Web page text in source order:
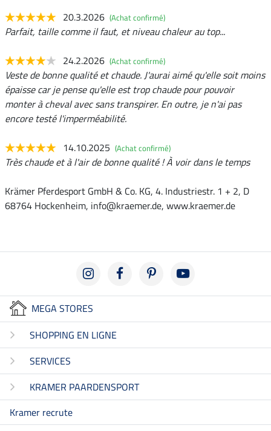
20.3.2026 (Achat confirmé)
Parfait, taille comme il faut, et niveau chaleur au top...
24.2.2026 (Achat confirmé)
Veste de bonne qualité et chaude. J'aurai aimé qu'elle soit moins
épaisse car je pense qu'elle est trop chaude pour pouvoir
monter à cheval avec sans transpirer. En outre, je n'ai pas
encore testé l'imperméabilité.
14.10.2025 (Achat confirmé)
Très chaude et à l'air de bonne qualité ! À voir dans le temps
Krämer Pferdesport GmbH & Co. KG, 4. Industriestr. 1 + 2, D
68764 Hockenheim, info@kraemer.de, www.kraemer.de
MEGA STORES
SHOPPING EN LIGNE
SERVICES
KRAMER PAARDENSPORT
Kramer recrute